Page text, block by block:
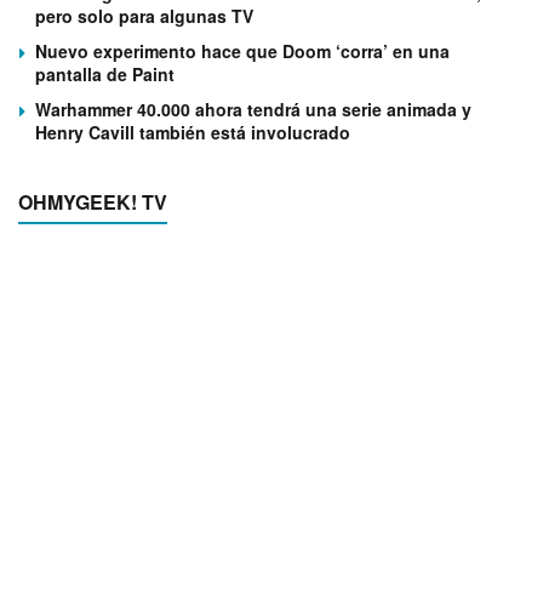
pero solo para algunas TV
Nuevo experimento hace que Doom ‘corra’ en una
pantalla de Paint
Warhammer 40.000 ahora tendrá una serie animada y
Henry Cavill también está involucrado
OHMYGEEK! TV